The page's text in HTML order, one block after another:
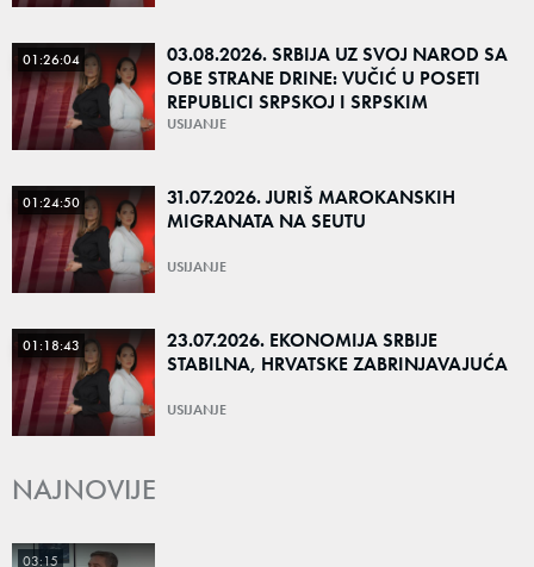
01:26:04
03.08.2026. SRBIJA UZ SVOJ NAROD SA
OBE STRANE DRINE: VUČIĆ U POSETI
REPUBLICI SRPSKOJ I SRPSKIM
POVRATNIČKIM SREDINAMA
USIJANJE
01:24:50
31.07.2026. JURIŠ MAROKANSKIH
MIGRANATA NA SEUTU
USIJANJE
01:18:43
23.07.2026. EKONOMIJA SRBIJE
STABILNA, HRVATSKE ZABRINJAVAJUĆA
USIJANJE
NAJNOVIJE
03:15